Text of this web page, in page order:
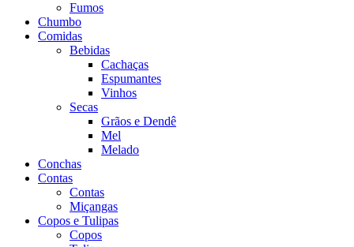
Fumos
Chumbo
Comidas
Bebidas
Cachaças
Espumantes
Vinhos
Secas
Grãos e Dendê
Mel
Melado
Conchas
Contas
Contas
Miçangas
Copos e Tulipas
Copos